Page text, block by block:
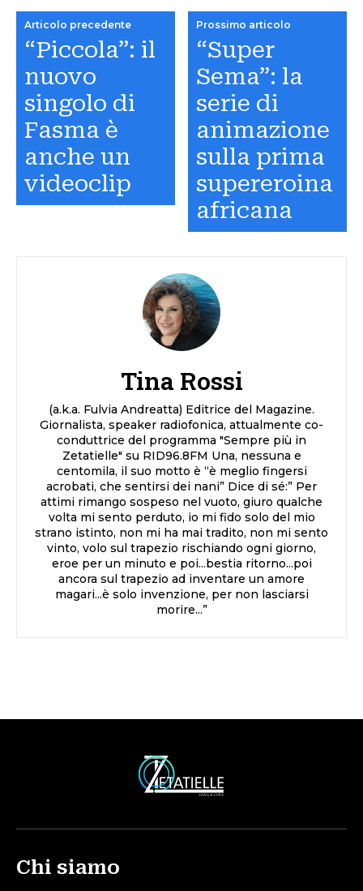
Articolo precedente
“Piccola”: il
nuovo
singolo di
Fasma è
anche un
videoclip
Prossimo articolo
“Super
Sema”: la
serie di
animazione
sulla prima
supereroina
africana
Tina Rossi
(a.k.a. Fulvia Andreatta) Editrice del Magazine.
Giornalista, speaker radiofonica, attualmente co-
conduttrice del programma "Sempre più in
Zetatielle" su RID96.8FM Una, nessuna e
centomila, il suo motto è “è meglio fingersi
acrobati, che sentirsi dei nani” Dice di sé:” Per
attimi rimango sospeso nel vuoto, giuro qualche
volta mi sento perduto, io mi fido solo del mio
strano istinto, non mi ha mai tradito, non mi sento
vinto, volo sul trapezio rischiando ogni giorno,
eroe per un minuto e poi...bestia ritorno...poi
ancora sul trapezio ad inventare un amore
magari...è solo invenzione, per non lasciarsi
morire...”
Chi siamo